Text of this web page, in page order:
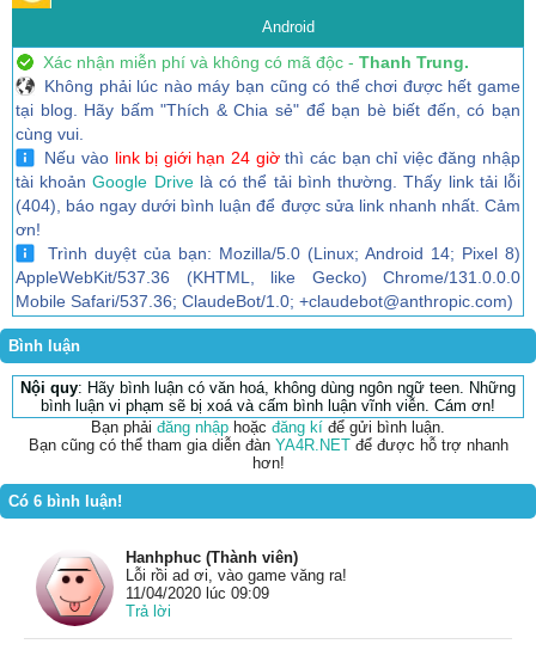
Android
Xác nhận miễn phí và không có mã độc - Thanh Trung.
Không phải lúc nào máy bạn cũng có thể chơi được hết game
tại blog. Hãy bấm "Thích & Chia sẻ" để bạn bè biết đến, có bạn
cùng vui.
Nếu vào link bị giới hạn 24 giờthì các bạn chỉ việc đăng nhập
tài khoảnGoogle Drivelà có thể tải bình thường. Thấy link tải lỗi
(404), báo ngay dưới bình luận để được sửa link nhanh nhất. Cảm
ơn!
Trình duyệt của bạn: Mozilla/5.0 (Linux; Android 14; Pixel 8)
AppleWebKit/537.36 (KHTML, like Gecko) Chrome/131.0.0.0
Mobile Safari/537.36; ClaudeBot/1.0; +claudebot@anthropic.com)
Bình luận
Nội quy: Hãy bình luận có văn hoá, không dùng ngôn ngữ teen. Những
bình luận vi phạm sẽ bị xoá và cấm bình luận vĩnh viễn. Cám ơn!
Bạn phải đăng nhập hoặc đăng kí để gửi bình luận.
Bạn cũng có thể tham gia diễn đàn YA4R.NETđể được hỗ trợ nhanh
hơn!
Có 6 bình luận!
Hanhphuc (Thành viên)
Lỗi rồi ad ơi, vào game văng ra!
11/04/2020 lúc 09:09
Trả lời